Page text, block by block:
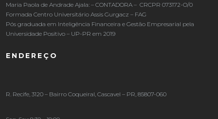
Maria Paola de Andrade Ajala: – CONTADORA – CRCPR 073172-O/0
Formada Centro Universitário Assis Gurgacz – FAG
Pós graduada em Inteligência Financeira e Gestão Empresarial pela
Universidade Positivo – UP-PR em 2019
ENDEREÇO
R. Recife, 3120 – Bairro Coqueiral, Cascavel – PR, 85807-060